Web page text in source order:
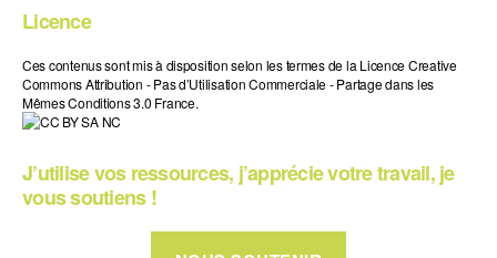
Licence
Ces contenus sont mis à disposition selon les termes de la Licence Creative
Commons Attribution - Pas d’Utilisation Commerciale - Partage dans les
Mêmes Conditions 3.0 France.
J’utilise vos ressources, j’apprécie votre travail, je
vous soutiens !